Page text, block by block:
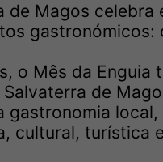
de Magos
gastronómicos:
o Mês da
de
gastronomia
cultural,